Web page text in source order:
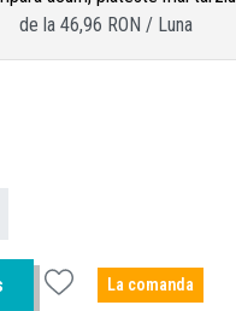
de la 46,96 RON / Luna
La comanda